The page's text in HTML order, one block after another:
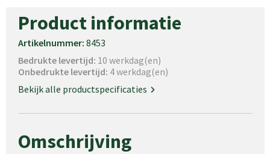
Product informatie
Artikelnummer: 8453
Bedrukte levertijd: 10 werkdag(en)
Onbedrukte levertijd: 4 werkdag(en)
Bekijk alle productspecificaties
Omschrijving